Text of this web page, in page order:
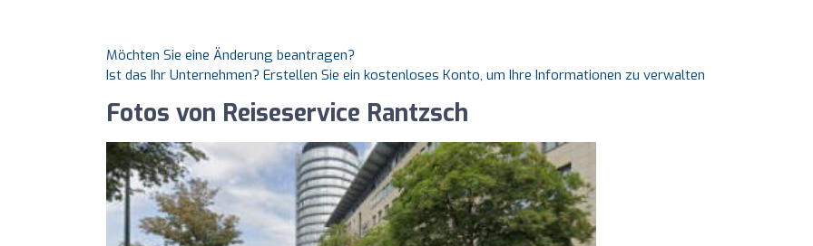
Möchten Sie eine Änderung beantragen?
Ist das Ihr Unternehmen? Erstellen Sie ein kostenloses Konto, um Ihre Informationen zu verwalten
Fotos von Reiseservice Rantzsch